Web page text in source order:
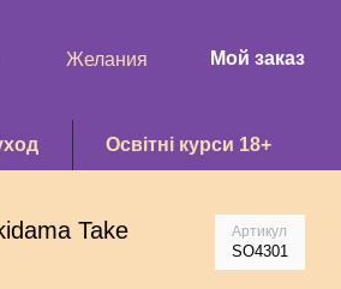
Желания Мой заказ
Освітні курси 18+
Take Артикул
SO4301